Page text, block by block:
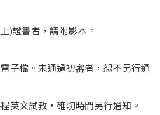
)證書者，請附影本。
子檔。未通過初審者，恕不另行通
英文試教，確切時間另行通知。